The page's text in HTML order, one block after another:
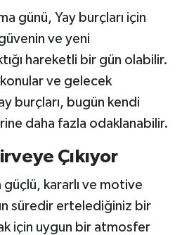
günü, Yay burçları için
ve yeni
hareketli bir gün olabilir.
ve gelecek
burçları, bugün kendi
daha fazla odaklanabilir.
Çıkıyor
güçlü, kararlı ve motive
süredir ertelediğiniz bir
için uygun bir atmosfer